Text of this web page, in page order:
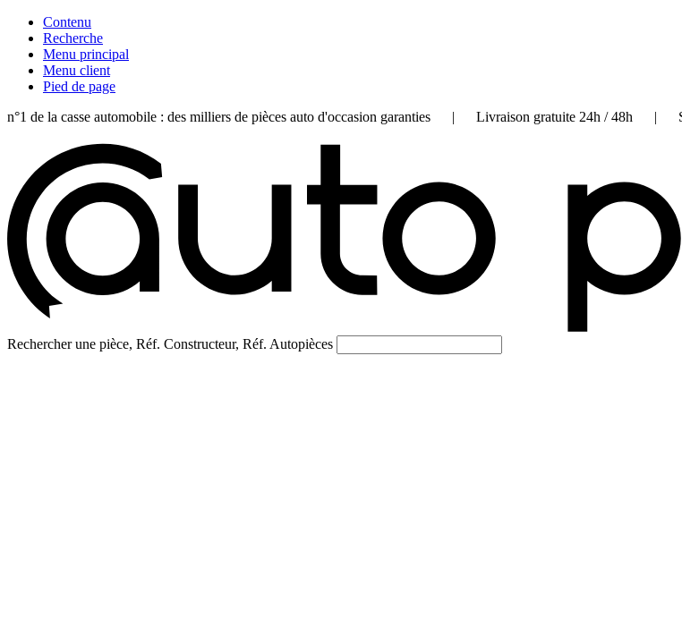
Contenu
Recherche
Menu principal
Menu client
Pied de page
n°1 de la casse automobile : des milliers de pièces auto d'occasion garanties | Livraison gratuite 24h / 48h |
Rechercher une pièce, Réf. Constructeur, Réf. Autopièces